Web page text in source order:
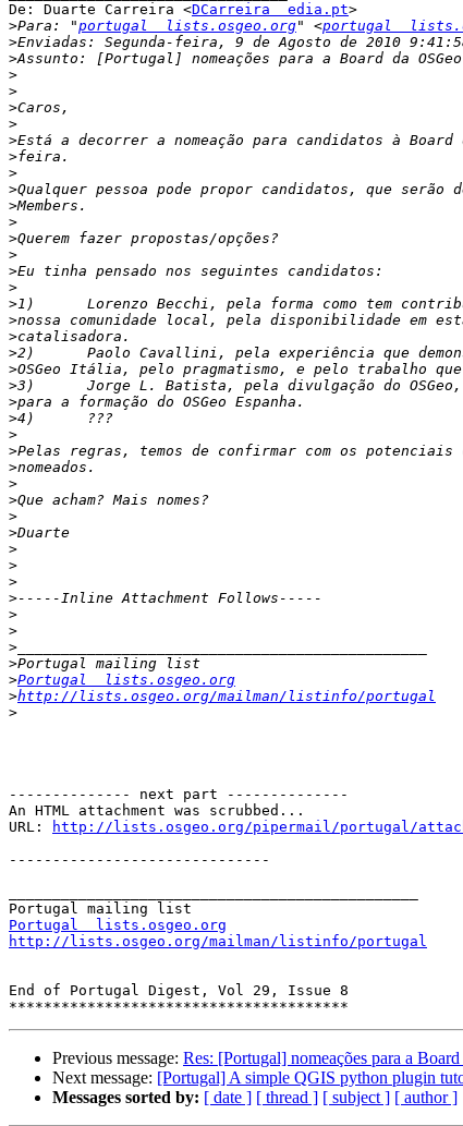
De: Duarte Carreira <DCarreira  edia.pt>
>Para: "portugal  lists.osgeo.org" <portugal
>
>
>
>
>
>
>
>
>
>
>
>
>
>
>
>
>
>
>
>
>
>
>
>
>
>
>
>
>
>
>
>
>
>
>
>
>
>
>
>Portugal  lists.osgeo.org
>http://lists.osgeo.org/mailman/listinfo/portugal
>
-------------- next part --------------
An HTML attachment was scrubbed...
URL:
http://lists.osgeo.org/pipermail/portugal/
------------------------------
Portugal  lists.osgeo.org
http://lists.osgeo.org/mailman/listinfo/portugal
End of Portugal Digest, Vol 29, Issue 8
Previous message: Res: [Portugal] nomeações para a
Next message: [Portugal] A simple QGIS python plugin
Messages sorted by: [ date ] [ thread ] [ subject ] [ author ]